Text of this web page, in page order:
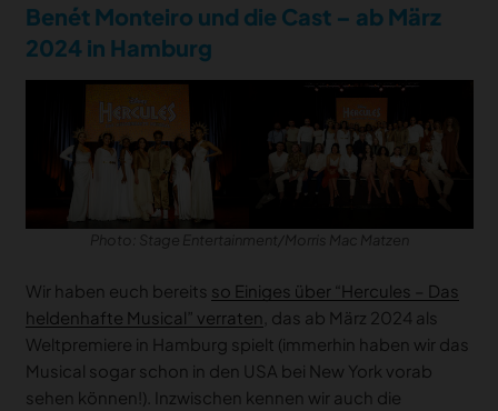
Benét Monteiro und die Cast – ab März
2024 in Hamburg
Photo: Stage Entertainment/Morris Mac Matzen
Wir haben euch bereits so Einiges über “Hercules – Das
heldenhafte Musical” verraten , das ab März 2024 als
Weltpremiere in Hamburg spielt (immerhin haben wir das
Musical sogar schon in den USA bei New York vorab
sehen können!). Inzwischen kennen wir auch die